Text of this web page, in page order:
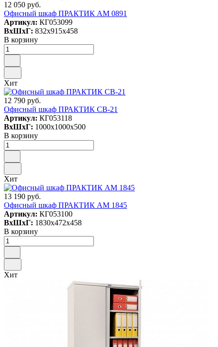
12 050 руб.
Офисный шкаф ПРАКТИК AM 0891
Артикул: КГ053099
ВxШxГ: 832x915x458
В корзину
Хит
12 790 руб.
Офисный шкаф ПРАКТИК СВ-21
Артикул: КГ053118
ВxШxГ: 1000x1000x500
В корзину
Хит
13 190 руб.
Офисный шкаф ПРАКТИК AM 1845
Артикул: КГ053100
ВxШxГ: 1830x472x458
В корзину
Хит